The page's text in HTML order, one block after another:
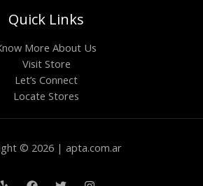
Quick Links
More About Us
Visit Store
Let’s Connect
Locate Stores
© 2026 | apta.com.ar